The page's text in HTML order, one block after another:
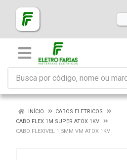
INÍCIO
CABOS ELETRICOS
CABO FLEX 1M SUPER ATOX 1KV
CABO FLEXIVEL 1,5MM VM ATOX 1KV